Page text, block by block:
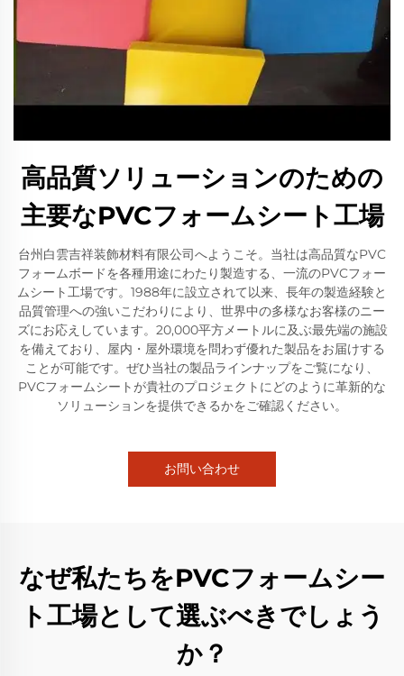
高品質ソリューションのための
主要なPVCフォームシート工場
台州白雲吉祥装飾材料有限公司へようこそ。当社は高品質なPVC
フォームボードを各種用途にわたり製造する、一流のPVCフォー
ムシート工場です。1988年に設立されて以来、長年の製造経験と
品質管理への強いこだわりにより、世界中の多様なお客様のニー
ズにお応えしています。20,000平方メートルに及ぶ最先端の施設
を備えており、屋内・屋外環境を問わず優れた製品をお届けする
ことが可能です。ぜひ当社の製品ラインナップをご覧になり、
PVCフォームシートが貴社のプロジェクトにどのように革新的な
ソリューションを提供できるかをご確認ください。
お問い合わせ
なぜ私たちをPVCフォームシー
ト工場として選ぶべきでしょう
か？